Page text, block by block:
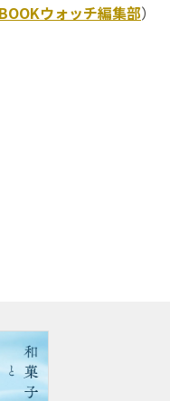
BOOKウォッチ編集部）